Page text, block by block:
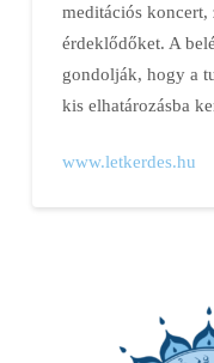
meditációs koncert,
érdeklődőket. A
gondolják, hogy a
kis elhatározásba
www.letkerdes.hu